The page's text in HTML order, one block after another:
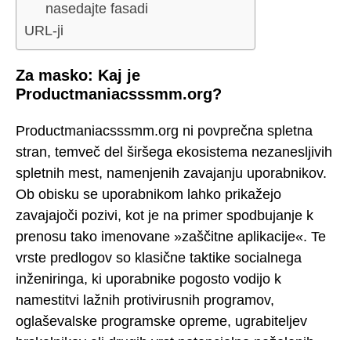
nasedajte fasadi
URL-ji
Za masko: Kaj je
Productmaniacsssmm.org?
Productmaniacsssmm.org ni povprečna spletna
stran, temveč del širšega ekosistema nezanesljivih
spletnih mest, namenjenih zavajanju uporabnikov.
Ob obisku se uporabnikom lahko prikažejo
zavajajoči pozivi, kot je na primer spodbujanje k
prenosu tako imenovane »zaščitne aplikacije«. Te
vrste predlogov so klasične taktike socialnega
inženiringa, ki uporabnike pogosto vodijo k
namestitvi lažnih protivirusnih programov,
oglaševalske programske opreme, ugrabiteljev